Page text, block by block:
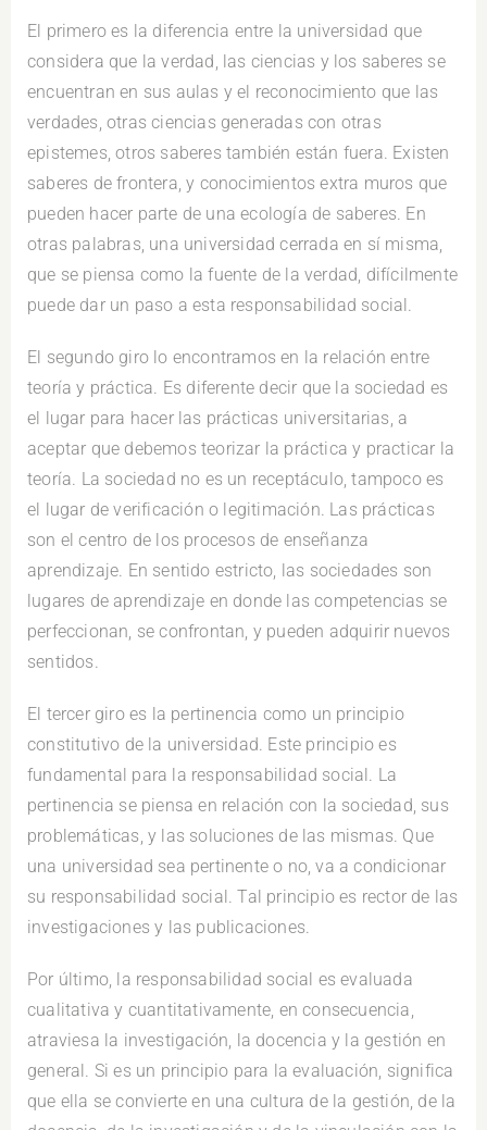
El primero es la diferencia entre la universidad que
considera que la verdad, las ciencias y los saberes se
encuentran en sus aulas y el reconocimiento que las
verdades, otras ciencias generadas con otras
epistemes, otros saberes también están fuera. Existen
saberes de frontera, y conocimientos extra muros que
pueden hacer parte de una ecología de saberes. En
otras palabras, una universidad cerrada en sí misma,
que se piensa como la fuente de la verdad, difícilmente
puede dar un paso a esta responsabilidad social.
El segundo giro lo encontramos en la relación entre
teoría y práctica. Es diferente decir que la sociedad es
el lugar para hacer las prácticas universitarias, a
aceptar que debemos teorizar la práctica y practicar la
teoría. La sociedad no es un receptáculo, tampoco es
el lugar de verificación o legitimación. Las prácticas
son el centro de los procesos de enseñanza
aprendizaje. En sentido estricto, las sociedades son
lugares de aprendizaje en donde las competencias se
perfeccionan, se confrontan, y pueden adquirir nuevos
sentidos.
El tercer giro es la pertinencia como un principio
constitutivo de la universidad. Este principio es
fundamental para la responsabilidad social. La
pertinencia se piensa en relación con la sociedad, sus
problemáticas, y las soluciones de las mismas. Que
una universidad sea pertinente o no, va a condicionar
su responsabilidad social. Tal principio es rector de las
investigaciones y las publicaciones.
Por último, la responsabilidad social es evaluada
cualitativa y cuantitativamente, en consecuencia,
atraviesa la investigación, la docencia y la gestión en
general. Si es un principio para la evaluación, significa
que ella se convierte en una cultura de la gestión, de la